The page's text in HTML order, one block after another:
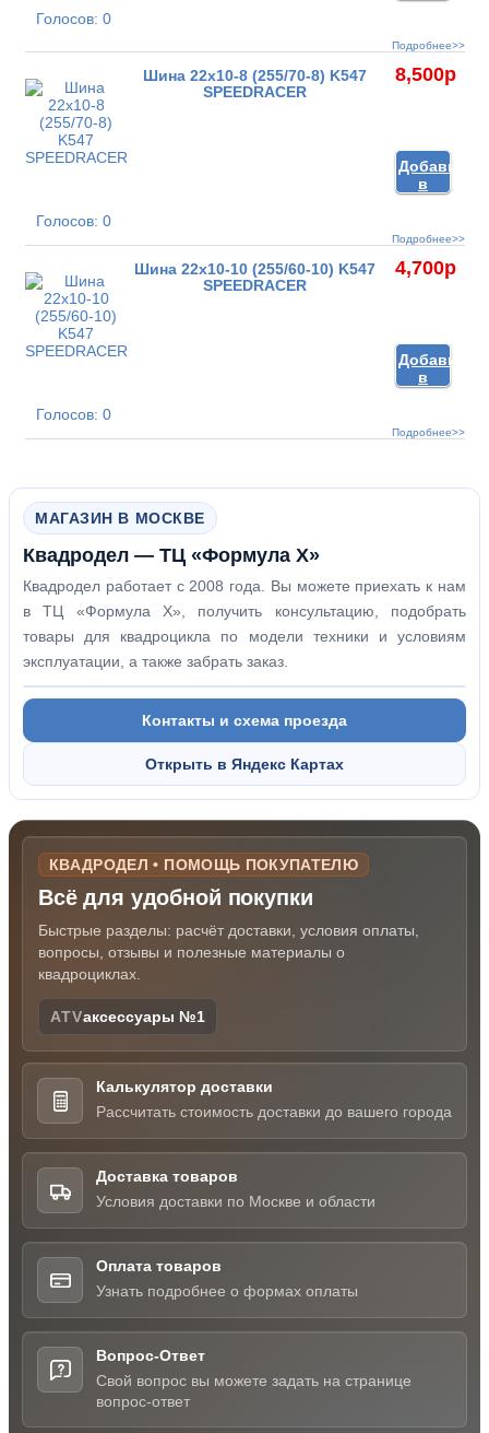
Голосов: 0
корзину
Подробнее>>
Голосов: 0
Шина 22x10-8 (255/70-8) K547
SPEEDRACER
8,500p
Добавить
в
корзину
Подробнее>>
Голосов: 0
Шина 22x10-10 (255/60-10) K547
SPEEDRACER
4,700p
Добавить
в
корзину
Подробнее>>
МАГАЗИН В МОСКВЕ
Квадродел — ТЦ «Формула Х»
Квадродел работает с 2008 года. Вы можете приехать к нам
в ТЦ «Формула Х», получить консультацию, подобрать
товары для квадроцикла по модели техники и условиям
эксплуатации, а также забрать заказ.
Контакты и схема проезда
Открыть в Яндекс Картах
КВАДРОДЕЛ • ПОМОЩЬ ПОКУПАТЕЛЮ
Всё для удобной покупки
Быстрые разделы: расчёт доставки, условия оплаты,
вопросы, отзывы и полезные материалы о
квадроциклах.
ATVаксессуары №1
Калькулятор доставки
Рассчитать стоимость доставки до вашего города
Доставка товаров
Условия доставки по Москве и области
Оплата товаров
Узнать подробнее о формах оплаты
Вопрос-Ответ
Свой вопрос вы можете задать на странице
вопрос-ответ